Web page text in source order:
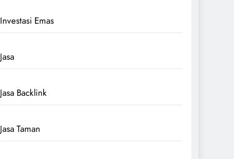
Investasi Emas
Jasa
Jasa Backlink
Jasa Taman